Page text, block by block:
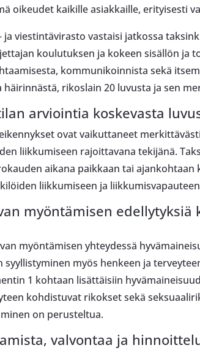
oikeudet kaikille asiakkaille, erityisesti
viestintävirasto vastaisi jatkossa
koulutuksen ja kokeen sisällön ja
kommunikoinnista sekä
rikoslain 20 luvusta ja sen
arviointia koskevasta
ovat vaikuttaneet
liikkumiseen rajoittavana tekijänä.
aikana paikkaan tai
liikkumiseen ja
myöntämisen edellytyksiä
myöntämisen yhteydessä
myös henkeen ja
1 kohtaan lisättäisiin
kohdistuvat rikokset sekä
on perusteltua.
valvontaa ja